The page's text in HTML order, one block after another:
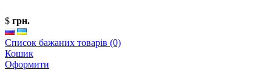
$ грн.
Список бажаних товарів (0)
Кошик
Оформити